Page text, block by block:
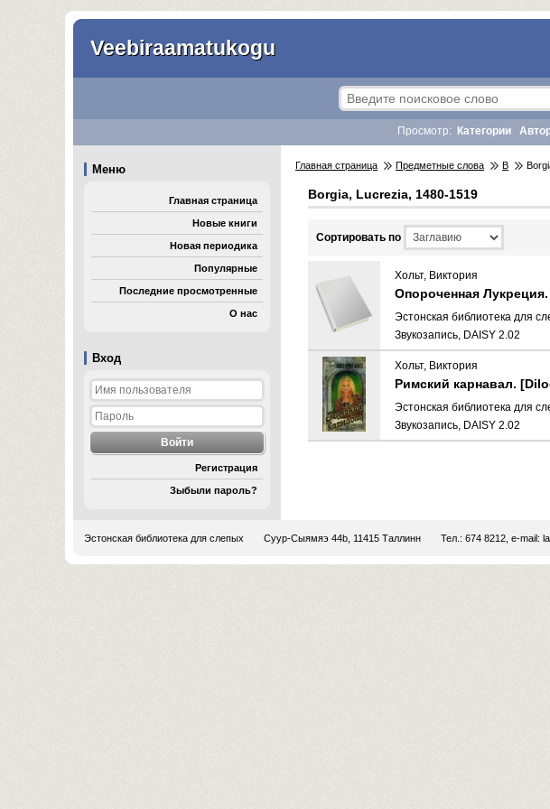
Veebiraamatukogu
Вход
Регистрация
Зыбыли пароль?
Просмотр: Категории
Меню
Главная страница
Новые книги
Новая периодика
Популярные
Последние просмотренные
О нас
Главная страница Предметные слова B
Borgia, Lucrezia, 1480-1519
Cортировать по
Хольт, Виктория
Опороченная
Эстонская библиотека для
Звукозапись, DAISY 2.02
Хольт, Виктория
Римский карнавал.
Эстонская библиотека для
Звукозапись, DAISY 2.02
Эстонская библиотека для слепых Суур-Сыямяэ 44b, 11415 Таллинн Тел.: 674 8212, e-mail: